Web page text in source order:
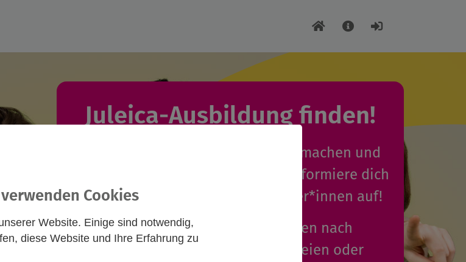
Cookies
Website. Einige sind notwendig,
diese Website und Ihre Erfahrung zu
Juleica-Ausbildung finden!
Du willst eine Juleica-Ausbildung machen und
suchst einen passenden Termin? Informiere dich
hier und nimm Kontakt zu Anbieter*innen auf!
Freie Ausbildungsplätze können nach
Anmeldung von anerkannten freien oder